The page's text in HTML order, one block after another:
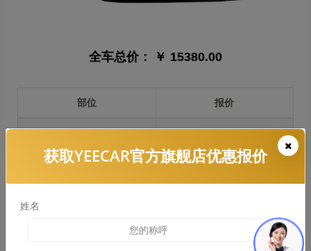
全车总价： ￥ 15380.00
部位 报价
前保险杠 ￥2935.00
引擎盖 ￥3524.00
获取YEECAR官方旗舰店优惠报价
姓名